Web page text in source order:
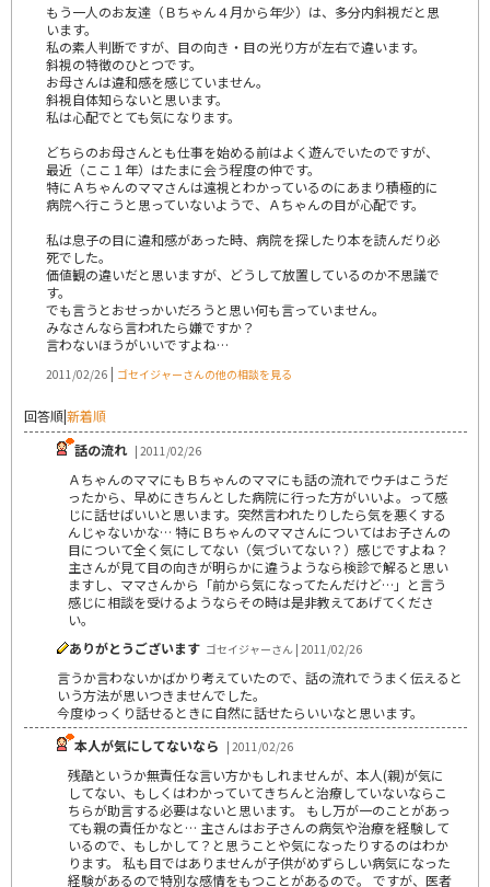
もう一人のお友達（Ｂちゃん４月から年少）は、多分内斜視だと思
います。
私の素人判断ですが、目の向き・目の光り方が左右で違います。
斜視の特徴のひとつです。
お母さんは違和感を感じていません。
斜視自体知らないと思います。
私は心配でとても気になります。
どちらのお母さんとも仕事を始める前はよく遊んでいたのですが、
最近（ここ１年）はたまに会う程度の仲です。
特にＡちゃんのママさんは遠視とわかっているのにあまり積極的に
病院へ行こうと思っていないようで、Ａちゃんの目が心配です。
私は息子の目に違和感があった時、病院を探したり本を読んだり必
死でした。
価値観の違いだと思いますが、どうして放置しているのか不思議で
す。
でも言うとおせっかいだろうと思い何も言っていません。
みなさんなら言われたら嫌ですか？
言わないほうがいいですよね…
2011/02/26 | ゴセイジャーさんの他の相談を見る
回答順|新着順
話の流れ | 2011/02/26
ＡちゃんのママにもＢちゃんのママにも話の流れでウチはこうだ
ったから、早めにきちんとした病院に行った方がいいよ。って感
じに話せばいいと思います。突然言われたりしたら気を悪くする
んじゃないかな… 特にＢちゃんのママさんについてはお子さんの
目について全く気にしてない（気づいてない？）感じですよね？
主さんが見て目の向きが明らかに違うようなら検診で解ると思い
ますし、ママさんから「前から気になってたんだけど…」と言う
感じに相談を受けるようならその時は是非教えてあげてくださ
い。
ありがとうございます ゴセイジャーさん | 2011/02/26
言うか言わないかばかり考えていたので、話の流れでうまく伝えると
いう方法が思いつきませんでした。
今度ゆっくり話せるときに自然に話せたらいいなと思います。
本人が気にしてないなら | 2011/02/26
残酷というか無責任な言い方かもしれませんが、本人(親)が気に
してない、もしくはわかっていてきちんと治療していないならこ
ちらが助言する必要はないと思います。 もし万が一のことがあっ
ても親の責任かなと… 主さんはお子さんの病気や治療を経験して
いるので、もしかして？と思うことや気になったりするのはわか
ります。 私も目ではありませんが子供がめずらしい病気になった
経験があるので特別な感情をもつことがあるので。 ですが、医者